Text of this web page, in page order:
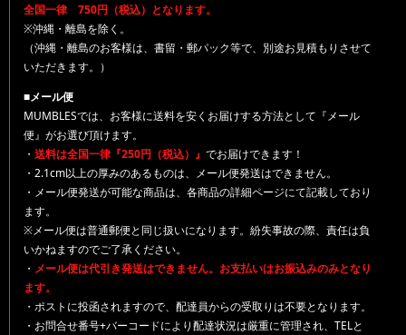
全国一律 750円（税込）となります。
※沖縄・離島を除く。
（沖縄・離島のお客様は、書留・郵パック等で、別途お見積もりさせて
いただきます。）
■メール便
MUMBLESでは、お客様に送料を安くお届けする方法として『メール
便』がお選び頂けます。
・ 送料は全国一律『250円（税込）』 でお届けできます！
・2.1cm以上の厚みのあるものは、メール便発送はできません。
・メール便発送が可能な商品は、各商品の詳細ページにて記載しており
ます。
※メール便は普通郵便と同じ扱いになります。紛失事故の際、責任は負
いかねますのでご了承ください。
・ メール便は代引き発送はできません。お支払いはお振込みのみとなり
ます。
・ポストに投函されますので、配達員からの受取りは不要となります。
・お問合せ番号+バーコードにより配達状況は厳重に管理され、TELと